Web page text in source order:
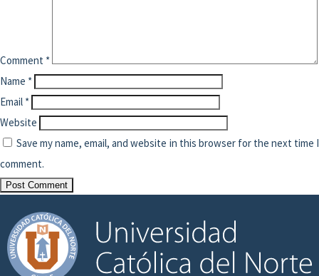
Comment *
Name *
Email *
Website
Save my name, email, and website in this browser for the next time I
comment.